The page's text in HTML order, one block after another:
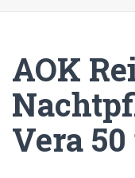
AOK
Vera